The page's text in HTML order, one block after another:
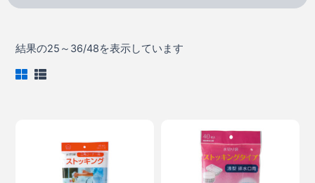
結果の25～36/48を表示しています